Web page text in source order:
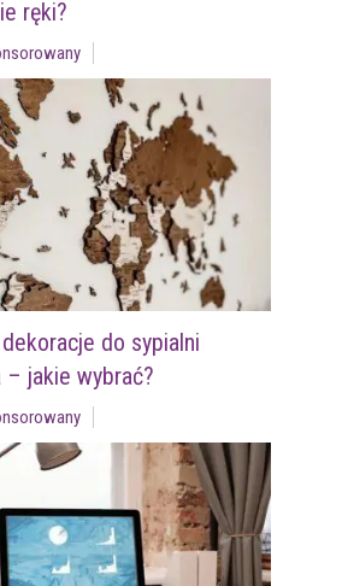
ręki?
do sypialni
– jakie wybrać?